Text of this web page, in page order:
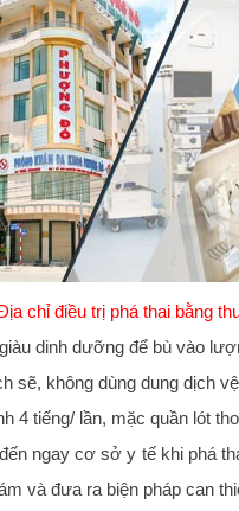
chỉ điều trị phá thai bằng
dinh dưỡng để bù vào
sẽ, không dùng dung dịch
4 tiếng/ lần, mặc quần lót
ngay cơ sở y tế khi phá
và đưa ra biện pháp can